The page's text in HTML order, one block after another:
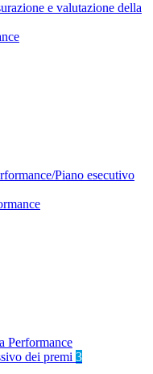
e valutazione della
Piano esecutivo
Performance
dei premi 3